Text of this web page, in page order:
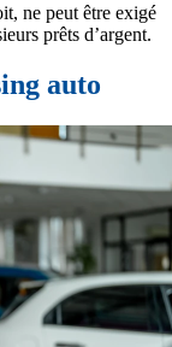
ne peut être exigé
prêts d’argent.
auto